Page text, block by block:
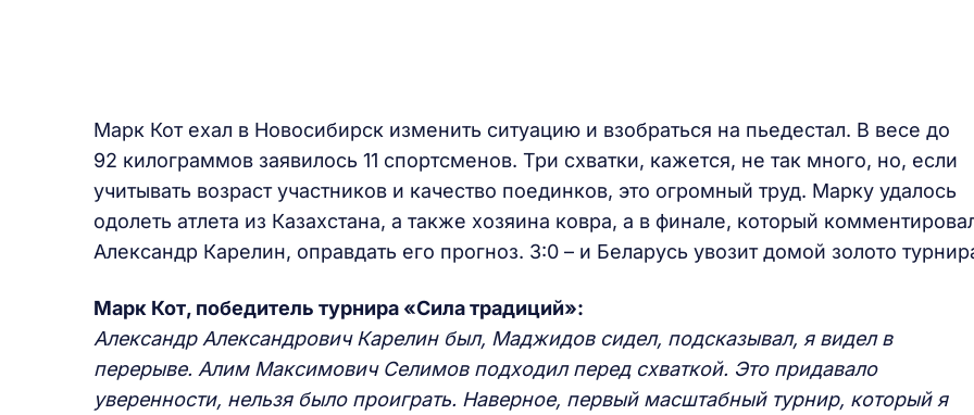
Марк Кот ехал в Новосибирск изменить ситуацию и взобраться на пьедестал. В весе до
92 килограммов заявилось 11 спортсменов. Три схватки, кажется, не так много, но, если
учитывать возраст участников и качество поединков, это огромный труд. Марку удалось
одолеть атлета из Казахстана, а также хозяина ковра, а в финале, который
Александр Карелин, оправдать его прогноз. 3:0 – и Беларусь увозит домой золото
Марк Кот, победитель турнира «Сила традиций»:
Александр Александрович Карелин был, Маджидов сидел, подсказывал, я видел в
перерыве. Алим Максимович Селимов подходил перед схваткой. Это придавало
уверенности, нельзя было проиграть. Наверное, первый масштабный турнир, который я